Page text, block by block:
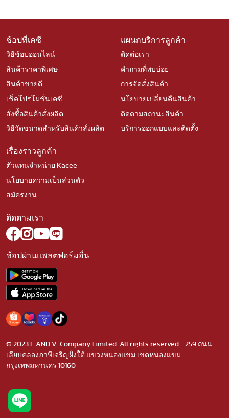
ช้อปที่เคซี
วิธีช้อปออนไลน์
สินค้าราคาพิเศษ
สินค้าขายดี
เช็คโปรโมชั่นเคซี
สั่งซื้อสินค้าสั่งผลิต
วิธีวัดขนาดสำหรับสินค้าสั่งผลิต
แผนกบริการลูกค้า
ติดต่อเรา
คำถามที่พบบ่อย
การจัดสั่งสินค้า
นโยบายเปลี่ยนคืนสินค้า
ติดตามสถานะสินค้า
บริการออกแบบและติดตั้ง
เรื่องราวลูกค้า
ตัวแทนจำหน่าย Kacee
นโยบายความเป็นส่วนตัว
สมัครงาน
ติดตามเรา
ช้อปผ่านแพลตฟอร์มอื่น
© 2023 E.AND V. Company Limited. All rights reserved. 259 ถนน
เลียบคลองภาษีเจริญฝั่งใต้ แขวงหนองแขม เขตหนองแขม
กรุงเทพมหานคร 10160